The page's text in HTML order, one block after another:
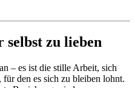
zu lieben
– es ist die stille Arbeit, sich
den es sich zu bleiben lohnt.